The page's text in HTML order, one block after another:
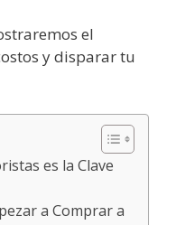
el
y disparar tu
es la Clave
a Comprar a